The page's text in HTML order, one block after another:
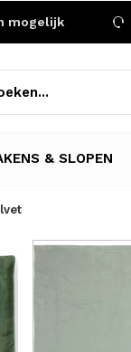
& SLOPEN
mogelijk